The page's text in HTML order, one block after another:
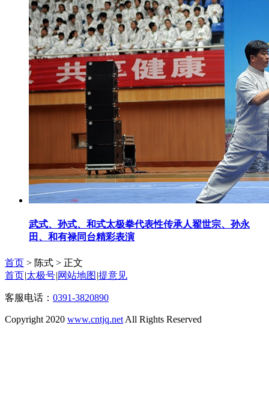
武式、孙式、和式太极拳代表性传承人翟世宗、孙永
田、和有禄同台精彩表演
首页 > 陈式 > 正文
首页|太极号|网站地图 |提意见
客服电话： 0391-3820890
Copyright 2020 www.cntjq.net All Rights Reserved